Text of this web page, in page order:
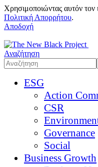
Χρησιμοποιώντας αυτόν
Πολιτική Απορρήτου.
Αποδοχή
Αναζήτηση
ESG
Action
CSR
Governance
Social
Business Growth